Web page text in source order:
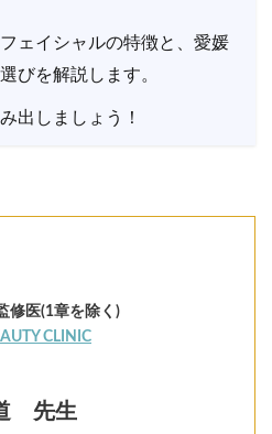
ェイシャルの特徴と、愛媛
びを解説します。
出しましょう！
修医(1章を除く)
CLINIC
先生